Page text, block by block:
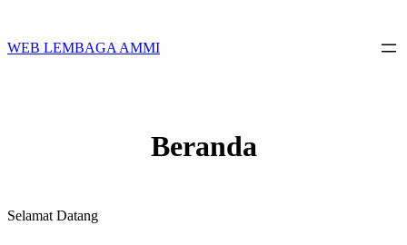
content
WEB LEMBAGA AMMI
Beranda
Selamat Datang